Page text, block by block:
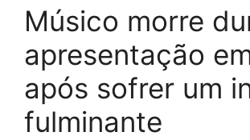
Músico morre
apresentação
após sofrer um
fulminante